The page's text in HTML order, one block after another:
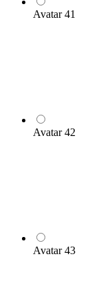
Avatar 41
Avatar 42
Avatar 43